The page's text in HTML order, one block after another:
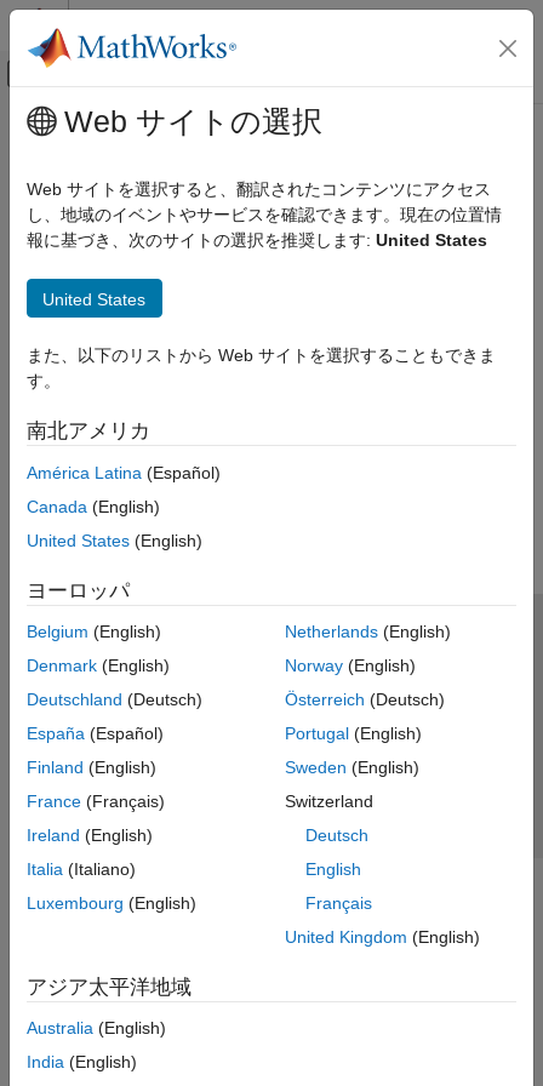
コンテンツへスキップ
オフキャンバス ナビゲーション メ
ドキュメンテーションのホーム
メインコンテンツ
Web サイトの選択
Web サイトを選択すると、翻訳されたコンテンツにアクセス
し、地域のイベントやサービスを確認できます。現在の位置情
報に基づき、次のサイトの選択を推奨します: United States
United States
また、以下のリストから Web サイトを選択することもできま
す。
南北アメリカ
América Latina (Español)
Canada (English)
United States (English)
ヨーロッパ
Belgium (English)
Denmark (English)
Deutschland (Deutsch)
España (Español)
Finland (English)
France (Français)
Ireland (English)
Italia (Italiano)
Luxembourg (English)
Netherlands(English)
Norway(English)
Österreich (Deutsch)
Portugal(English)
Sweden (English)
Switzerland
Deutsch
English
Français
United Kingdom (English)
アジア太平洋地域
Australia (English)
India (English)
トラストセンター
プライバシー ポリシー
違法コピー防止
アプリケーション ステータス
© 1994-2026 The MathWorks, Inc.